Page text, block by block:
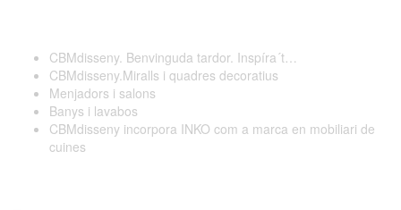
CBMdisseny. Benvinguda tardor. Inspíra´t…
CBMdisseny.Miralls i quadres decoratius
Menjadors i salons
Banys i lavabos
CBMdisseny incorpora INKO com a marca en mobiliari de
cuines